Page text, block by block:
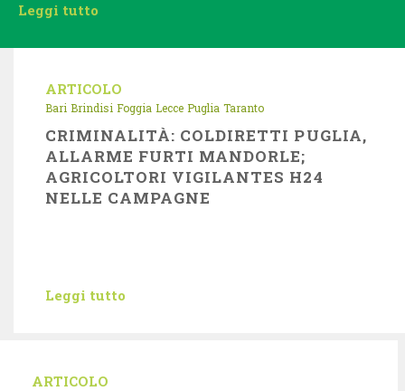
Leggi tutto
ARTICOLO
Bari Brindisi Foggia Lecce Puglia Taranto
CRIMINALITÀ: COLDIRETTI PUGLIA,
ALLARME FURTI MANDORLE;
AGRICOLTORI VIGILANTES H24
NELLE CAMPAGNE
Leggi tutto
ARTICOLO